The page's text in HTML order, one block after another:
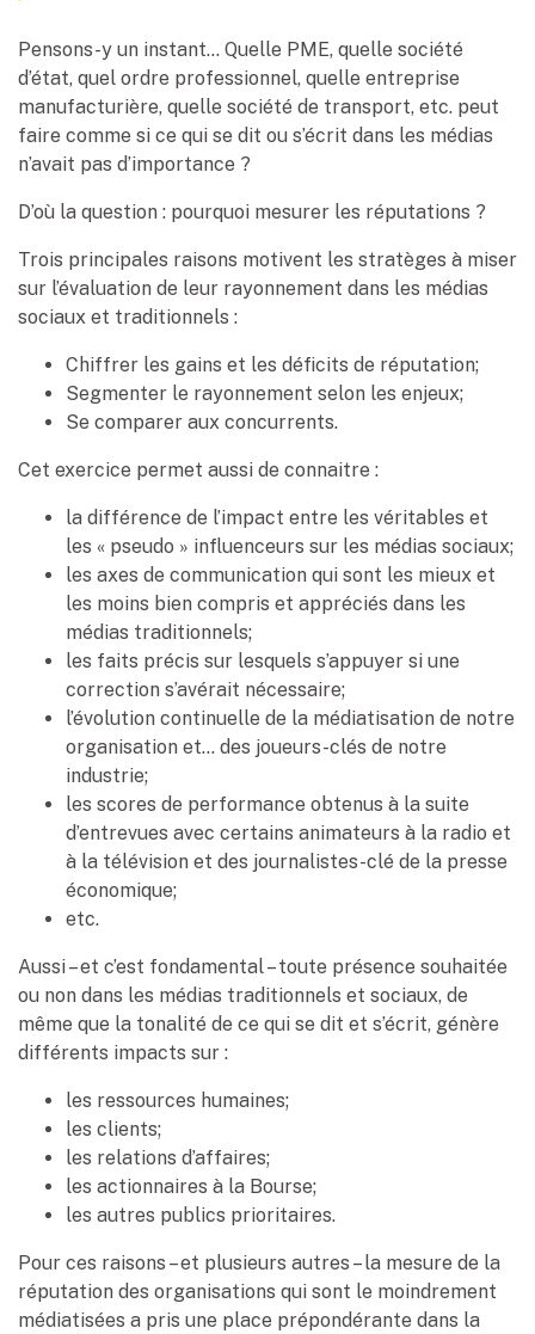
Pensons-y un instant… Quelle PME, quelle société
d’état, quel ordre professionnel, quelle entreprise
manufacturière, quelle société de transport, etc. peut
faire comme si ce qui se dit ou s’écrit dans les médias
n’avait pas d’importance ?
D’où la question : pourquoi mesurer les réputations ?
Trois principales raisons motivent les stratèges à miser
sur l’évaluation de leur rayonnement dans les médias
sociaux et traditionnels :
Chiffrer les gains et les déficits de réputation;
Segmenter le rayonnement selon les enjeux;
Se comparer aux concurrents.
Cet exercice permet aussi de connaitre :
la différence de l’impact entre les véritables et
les « pseudo » influenceurs sur les médias sociaux;
les axes de communication qui sont les mieux et
les moins bien compris et appréciés dans les
médias traditionnels;
les faits précis sur lesquels s’appuyer si une
correction s’avérait nécessaire;
l’évolution continuelle de la médiatisation de notre
organisation et… des joueurs-clés de notre
industrie;
les scores de performance obtenus à la suite
d’entrevues avec certains animateurs à la radio et
à la télévision et des journalistes-clé de la presse
économique;
etc.
Aussi – et c’est fondamental – toute présence souhaitée
ou non dans les médias traditionnels et sociaux, de
même que la tonalité de ce qui se dit et s’écrit, génère
différents impacts sur :
les ressources humaines;
les clients;
les relations d’affaires;
les actionnaires à la Bourse;
les autres publics prioritaires.
Pour ces raisons – et plusieurs autres – la mesure de la
réputation des organisations qui sont le moindrement
médiatisées a pris une place prépondérante dans la